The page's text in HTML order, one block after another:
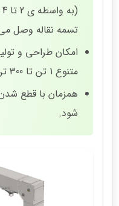
تسمه نقاله وصل
امکان طراحی و
متنوع 1 تن تا 300 تن
همزمان با قطع
شود.